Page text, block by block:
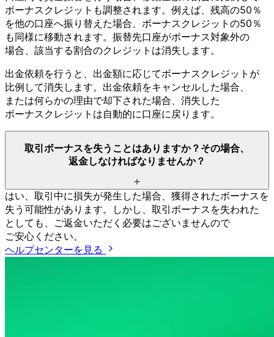
ボーナスクレジットも調整されます。 例えば、 残高の50％
を他の口座へ振り替えた場合、 ボーナスクレジットの50％
も同様に移動されます。 振替先口座がボーナス対象外の
場合、 該当する割合のクレジットは消失します。
出金依頼を行うと、 出金額に応じてボーナスクレジットが
比例して消失します。 出金依頼をキャンセルした場合、
または何らかの理由で却下された場合、 消失した
ボーナスクレジットは自動的に口座に戻ります。
取引ボーナスを失う ことはありますか？ その場合、
返金しなければなりませんか？
はい、 取引中に損失が発生した場合、 獲得されたボーナスを
失う 可能性があります。 しかし、 取引ボーナスを失われた
としても、 ご返金いただく 必要はございませんので
ご安心ください。
ヘルプセンターを見る